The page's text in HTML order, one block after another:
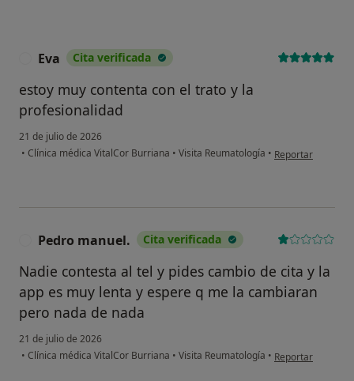
Eva Cita verificada
estoy muy contenta con el trato y la
profesionalidad
21 de julio de 2026
• Clínica médica VitalCor Burriana • Visita Reumatología • en opinión del
Reportar
Pedro manuel. Cita verificada
Nadie contesta al tel y pides cambio de cita y la
app es muy lenta y espere q me la cambiaran
pero nada de nada
21 de julio de 2026
• Clínica médica VitalCor Burriana • Visita Reumatología • en opinión del
Reportar